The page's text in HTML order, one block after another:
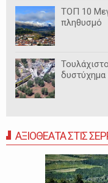
ΤΟΠ 10
πληθυσμό
δυστύχημα
ΑΞΙΟΘΕΑΤΑ ΣΤΙΣ